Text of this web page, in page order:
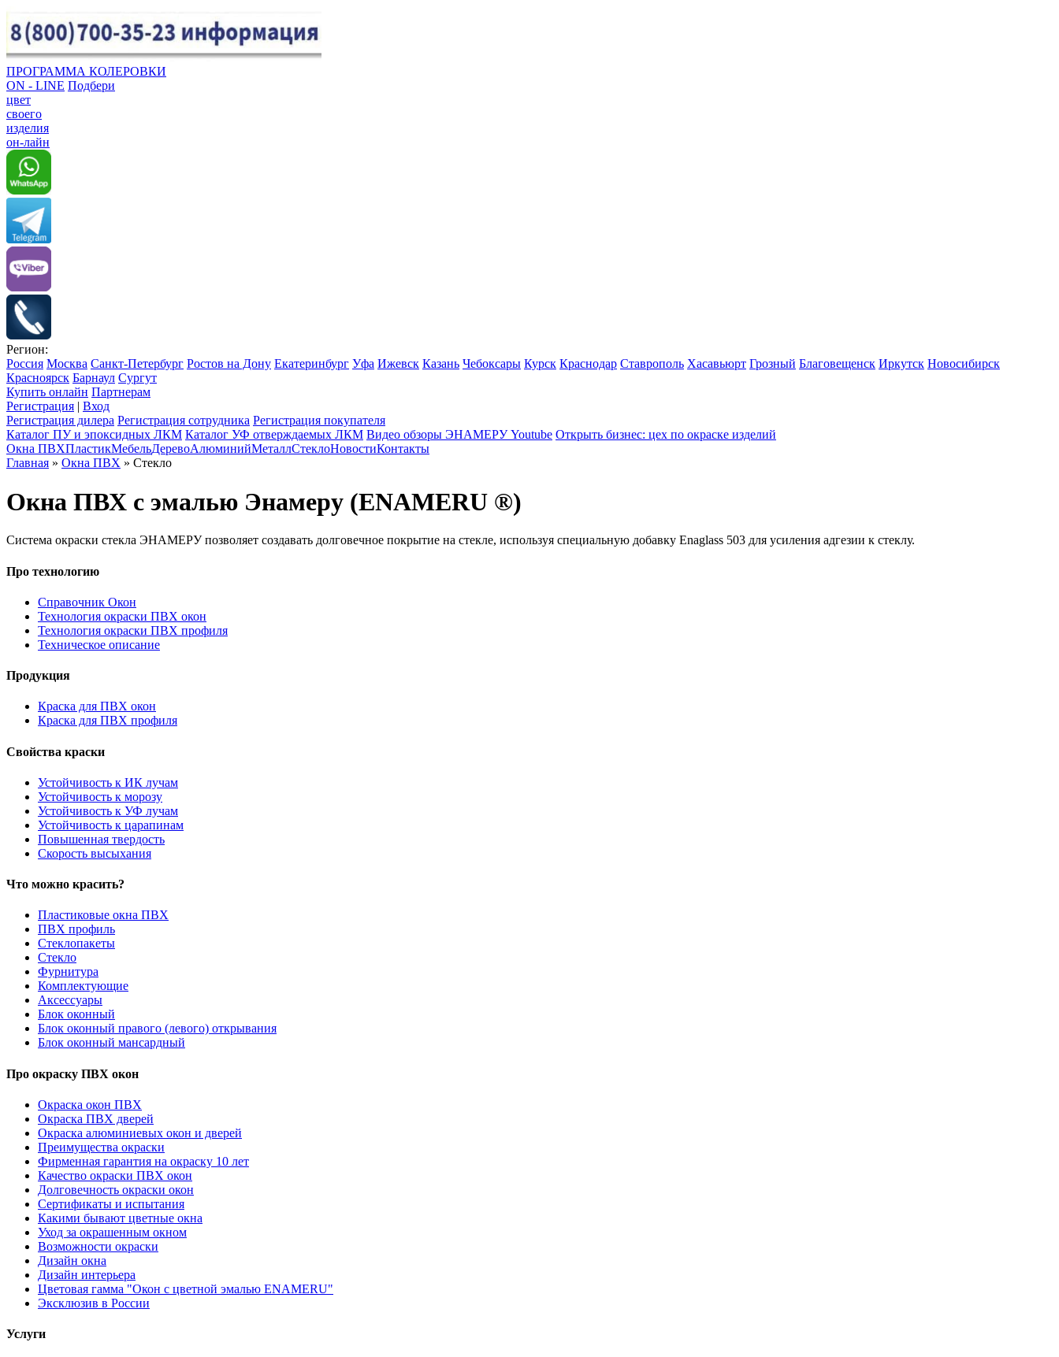
ПРОГРАММА КОЛЕРОВКИ
ON - LINE Подбери
цвет
своего
изделия
он-лайн
Регион:
Россия Москва Санкт-Петербург Ростов на Дону Екатеринбург Уфа Ижевск Казань Чебоксары Курск Краснодар Ставрополь Хасавьюрт Грозный Благовещенск Иркутск Новосибирск
Красноярск Барнаул Сургут
Купить онлайн Партнерам
Регистрация | Вход
Регистрация дилера Регистрация сотрудника Регистрация покупателя
Каталог ПУ и эпоксидных ЛКМ Каталог УФ отверждаемых ЛКМ Видео обзоры ЭНАМЕРУ Youtube Открыть бизнес: цех по окраске изделий
Окна ПВХПластикМебельДеревоАлюминийМеталлСтеклоНовостиКонтакты
Главная » Окна ПВХ » Стекло
Окна ПВХ с эмалью Энамеру (ENAMERU ®)
Система окраски стекла ЭНАМЕРУ позволяет создавать долговечное покрытие на стекле, используя специальную добавку Enaglass 503 для усиления адгезии к стеклу.
Про технологию
Справочник Окон
Технология окраски ПВХ окон
Технология окраски ПВХ профиля
Техническое описание
Продукция
Краска для ПВХ окон
Краска для ПВХ профиля
Свойства краски
Устойчивость к ИК лучам
Устойчивость к морозу
Устойчивость к УФ лучам
Устойчивость к царапинам
Повышенная твердость
Скорость высыхания
Что можно красить?
Пластиковые окна ПВХ
ПВХ профиль
Стеклопакеты
Стекло
Фурнитура
Комплектующие
Аксессуары
Блок оконный
Блок оконный правого (левого) открывания
Блок оконный мансардный
Про окраску ПВХ окон
Окраска окон ПВХ
Окраска ПВХ дверей
Окраска алюминиевых окон и дверей
Преимущества окраски
Фирменная гарантия на окраску 10 лет
Качество окраски ПВХ окон
Долговечность окраски окон
Сертификаты и испытания
Какими бывают цветные окна
Уход за окрашенным окном
Возможности окраски
Дизайн окна
Дизайн интерьера
Цветовая гамма "Окон с цветной эмалью ENAMERU"
Эксклюзив в России
Услуги